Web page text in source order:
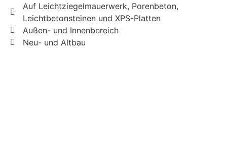
Auf Leichtziegelmauerwerk, Porenbeton,
Leichtbetonsteinen und XPS-Platten
Außen- und Innenbereich
Neu- und Altbau